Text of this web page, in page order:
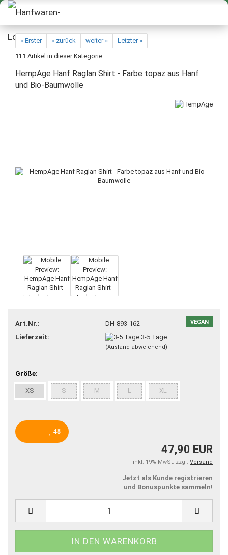
« Erster « zurück weiter »
Letzter »
111 Artikel in dieser Kategorie
HempAge Hanf Raglan Shirt - Farbe topaz aus Hanf
und Bio-Baumwolle
VEGAN
Art.Nr.:
DH-893-162
Lieferzeit:
3-5 Tage
(Ausland abweichend)
Größe:
XS S M L XL
48
47,90 EUR
inkl. 19% MwSt. zzgl. Versand
Jetzt als Kunde registrieren
und Bonuspunkte sammeln!